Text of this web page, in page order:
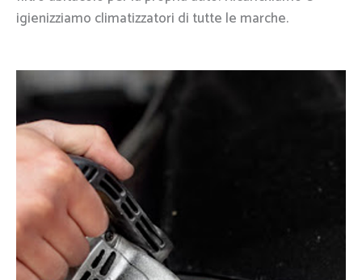
igienizziamo climatizzatori di tutte le marche.